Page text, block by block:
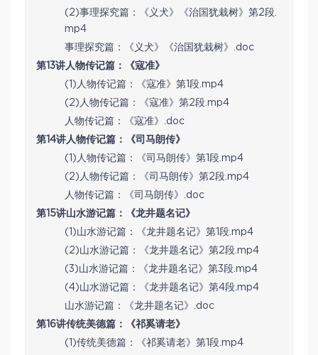
(2)事理探究篇：《义犬》《治国犹栽树》第2段.
mp4
事理探究篇：《义犬》《治国犹栽树》.doc
第13讲人物传记篇：《寇准》
(1)人物传记篇：《寇准》第1段.mp4
(2)人物传记篇：《寇准》第2段.mp4
人物传记篇：《寇准》.doc
第14讲人物传记篇：《司马朗传》
(1)人物传记篇：《司马朗传》第1段.mp4
(2)人物传记篇：《司马朗传》第2段.mp4
人物传记篇：《司马朗传》.doc
第15讲山水游记篇：《龙井题名记》
(1)山水游记篇：《龙井题名记》第1段.mp4
(2)山水游记篇：《龙井题名记》第2段.mp4
(3)山水游记篇：《龙井题名记》第3段.mp4
(4)山水游记篇：《龙井题名记》第4段.mp4
山水游记篇：《龙井题名记》.doc
第16讲传统美德篇：《祁奚请老》
(1)传统美德篇：《祁奚请老》第1段.mp4